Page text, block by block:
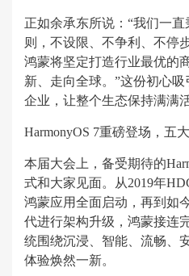
正如余承东所说：“我们一
则，不设限、不争利、不停
鸿蒙将坚定打造行业最优的
新、走向全球。”这份初心
企业，让整个生态保持满满活
HarmonyOS 7重磅登场，五
本届大会上，备受期待的
式和大家见面。从2019年
鸿蒙应用全面启动，再到如
代进行架构升级，鸿蒙接连
统围绕沉浸、智能、流畅、
体验焕然一新。